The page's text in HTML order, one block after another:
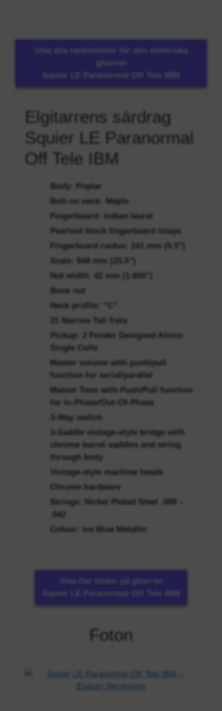
Visa alla recensioner för den elektriska
gitarren
Squier LE Paranormal Off Tele IBM
Elgitarrens särdrag
Squier LE Paranormal
Off Tele IBM
Body: Poplar
Bolt-on neck: Maple
Fingerboard: Indian laurel
Pearloid block fingerboard inlays
Fingerboard raidus: 241 mm (9.5″)
Scale: 648 mm (25.5″)
Nut width: 42 mm (1.650″)
Bone nut
Neck profile: ”C”
21 Narrow Tall frets
Pickup: 2 Fender Designed Alnico
Single Coils
Master volume with push/pull
function for serial/parallel
Master Tone with Push/Pull function
for In-Phase/Out-Of-Phase
3-Way switch
3-Saddle vintage-style bridge with
chrome barrel saddles and string
through body
Vintage-style machine heads
Chrome hardware
Strings: Nickel Plated Steel .009 –
.042
Colour: Ice Blue Metallic
Visa fler bilder på gitarren
Squier LE Paranormal Off Tele IBM
Foton